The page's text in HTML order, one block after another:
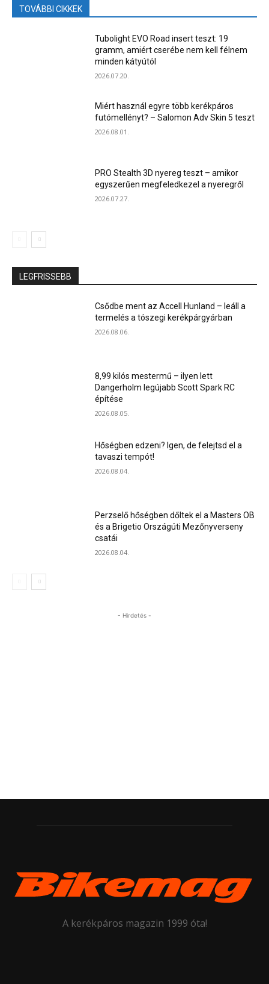
TOVÁBBI CIKKEK
Tubolight EVO Road insert teszt: 19
gramm, amiért cserébe nem kell félnem
minden kátyútól
2026.07.20.
Miért használ egyre több kerékpáros
futómellényt? – Salomon Adv Skin 5 teszt
2026.08.01.
PRO Stealth 3D nyereg teszt – amikor
egyszerűen megfeledkezel a nyeregről
2026.07.27.
LEGFRISSEBB
Csődbe ment az Accell Hunland – leáll a
termelés a tószegi kerékpárgyárban
2026.08.06.
8,99 kilós mestermű – ilyen lett
Dangerholm legújabb Scott Spark RC
építése
2026.08.05.
Hőségben edzeni? Igen, de felejtsd el a
tavaszi tempót!
2026.08.04.
Perzselő hőségben dőltek el a Masters OB
és a Brigetio Országúti Mezőnyverseny
csatái
2026.08.04.
- Hirdetés -
A kerékpáros magazin 1999 óta!